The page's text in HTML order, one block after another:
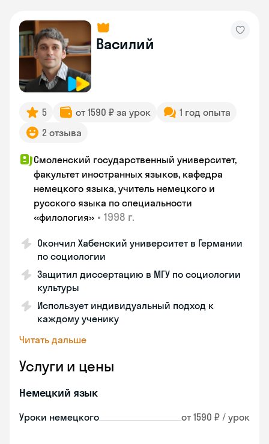
Василий
5 от 1590 ₽ за урок
1 год опыта
2 отзыва
Смоленский государственный университет,
факультет иностранных языков, кафедра
немецкого языка, учитель немецкого и
русского языка по специальности
«филология» • 1998 г.
Окончил Хабенский университет в Германии
по социологии
Защитил диссертацию в МГУ по социологии
культуры
Использует индивидуальный подход к
каждому ученику
Читать дальше
Услуги и цены
Немецкий язык
Уроки немецкого от 1590 ₽ / урок